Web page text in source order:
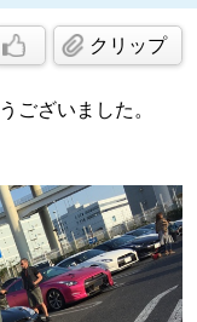
クリップ
ございました。